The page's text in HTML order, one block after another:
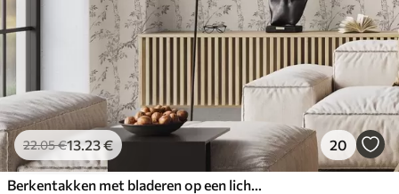
22.05€13.23€ 20
Berkentakken met bladeren op een lichte achtergrond